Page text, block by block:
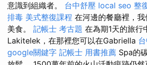
意識到組織者。 台中舒壓 local seo 整
排毒 美式整復課程 在河邊的餐廳裡，
美食。 記帳士 考古題 在為期1天的旅行
Lakitelek，在那裡您可以在Gabriella
google關鍵字 記帳士 用書推薦 Spa的